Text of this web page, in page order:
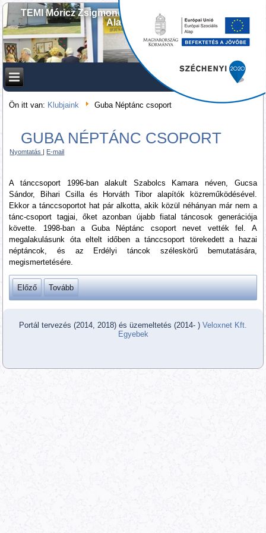
TEMI Móricz Zsigmond Művelődési és Ifjúsági Ház
Alapítványa
Ön itt van: Klubjaink Guba Néptánc csoport
GUBA NÉPTÁNC CSOPORT
Nyomtatás | E-mail
A tánccsoport 1996-ban alakult Szabolcs Kamara néven, Gucsa
Sándor, Bihari Csilla és Horváth Tibor alapítók közreműködésével.
Ekkor a tánccsoportot hat pár alkotta, akik közül néhányan már nem a
tánc-csoport tagjai, őket azonban újabb fiatal táncosok generációja
követte. 1998-ban a Guba Néptánc csoport nevet vették fel. A
megalakulásunk óta eltelt időben a tánccsoport törekedett a hazai
néptáncok, és az Erdélyi táncok széleskörű bemutatására,
megismertetésére.
Előző Tovább
Portál tervezés (2014, 2018) és üzemeltetés (2014- ) Veloxnet Kft.
Egyebek